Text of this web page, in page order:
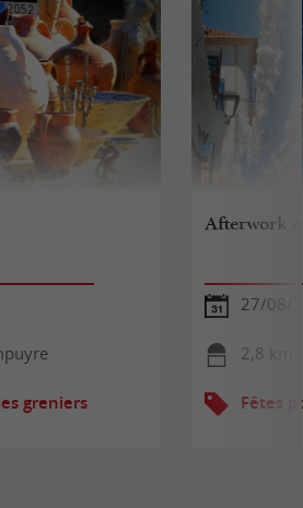
greniers
Afterwork
27/08/
2,8 km
Fêtes